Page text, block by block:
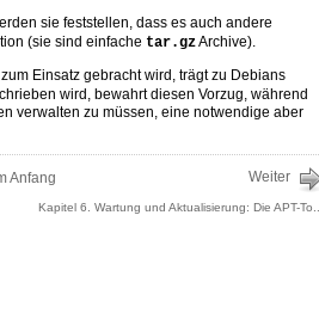
sie feststellen, dass es auch andere
(sie sind einfache tar.gzArchive).
zum Einsatz gebracht wird, trägt zu Debians
wird, bewahrt diesen Vorzug, während
verwalten zu müssen, eine notwendige aber
Anfang Weiter
Kapitel 6. Wartung und Aktualisierung: Die APT-To...